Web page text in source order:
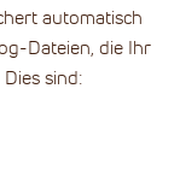
automatisch
Dateien, die Ihr
sind: